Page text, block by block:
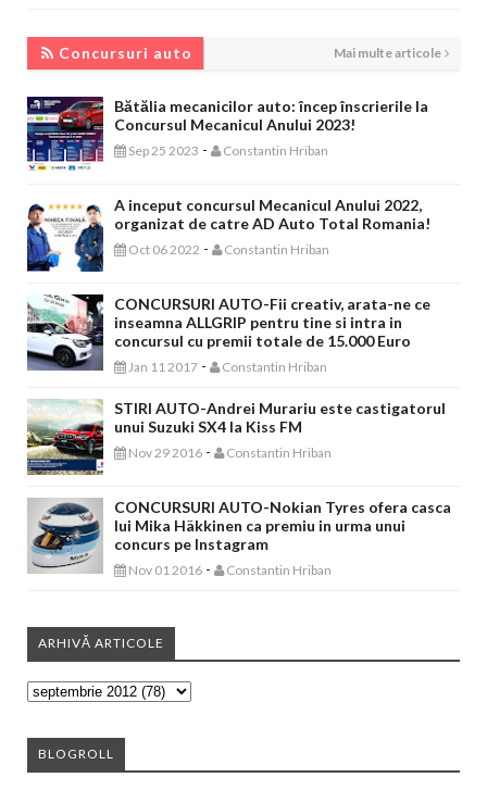
Concursuri auto Mai multe articole
Bătălia mecanicilor auto: încep înscrierile la
Concursul Mecanicul Anului 2023!
Sep 25 2023 - Constantin Hriban
A inceput concursul Mecanicul Anului 2022,
organizat de catre AD Auto Total Romania!
Oct 06 2022 - Constantin Hriban
CONCURSURI AUTO-Fii creativ, arata-ne ce
inseamna ALLGRIP pentru tine si intra in
concursul cu premii totale de 15.000 Euro
Jan 11 2017 - Constantin Hriban
STIRI AUTO-Andrei Murariu este castigatorul
unui Suzuki SX4 la Kiss FM
Nov 29 2016 - Constantin Hriban
CONCURSURI AUTO-Nokian Tyres ofera casca
lui Mika Häkkinen ca premiu in urma unui
concurs pe Instagram
Nov 01 2016 - Constantin Hriban
ARHIVĂ ARTICOLE
BLOGROLL